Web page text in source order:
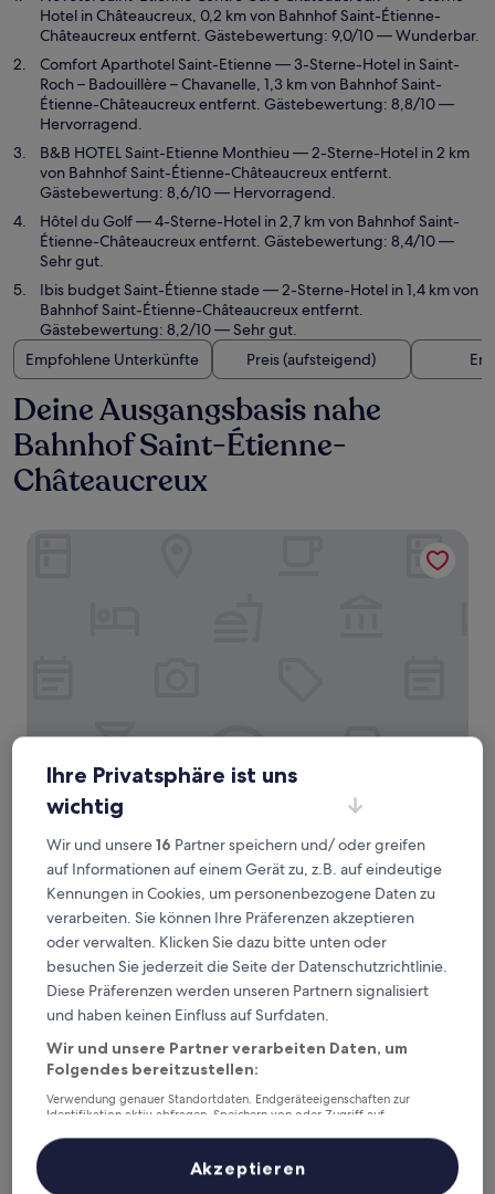
Hotel in Châteaucreux, 0,2 km von Bahnhof Saint-Étienne-
Châteaucreux entfernt. Gästebewertung: 9,0/10 — Wunderbar.
Comfort Aparthotel Saint-Etienne— 3-Sterne-Hotel in Saint-
Roch – Badouillère – Chavanelle, 1,3 km von Bahnhof Saint-
Étienne-Châteaucreux entfernt. Gästebewertung: 8,8/10 —
Hervorragend.
B&B HOTEL Saint-Etienne Monthieu — 2-Sterne-Hotel in 2 km
von Bahnhof Saint-Étienne-Châteaucreux entfernt.
Gästebewertung: 8,6/10 — Hervorragend.
Hôtel du Golf— 4-Sterne-Hotel in 2,7 km von Bahnhof Saint-
Étienne-Châteaucreux entfernt. Gästebewertung: 8,4/10 —
Sehr gut.
Ibis budget Saint-Étienne stade— 2-Sterne-Hotel in 1,4 km von
Bahnhof Saint-Étienne-Châteaucreux entfernt.
Gästebewertung: 8,2/10 — Sehr gut.
Empfohlene Unterkünfte
Preis (aufsteigend)
Deine Ausgangsbasis nahe
Bahnhof Saint-Étienne-
Châteaucreux
Novotel Saint-Étienne Centre Gare
Novotel Saint-Étienne Centre Gare Châteaucreux
4.0-
Sterne-
Unterkunft
Châteaucreux, 0,2 km von Bahnhof Saint-Étienne-
Châteaucreux entfernt
9.0
von
10,
Wunderbar,
(136
9,0/10 Wunderbar
Der
Preis
beträgt
95 €
inkl. Steuern & Gebühren
Comfort Aparthotel Saint-Etienne
Ihre Privatsphäre ist uns
wichtig
Wir und unsere16 Partner speichern und/ oder greifen
auf Informationen auf einem Gerät zu, z.B. auf eindeutige
Kennungen in Cookies, um personenbezogene Daten zu
verarbeiten. Sie können Ihre Präferenzen akzeptieren
oder verwalten. Klicken Sie dazu bitte unten oder
besuchen Sie jederzeit die Seite der Datenschutzrichtlinie.
Diese Präferenzen werden unseren Partnern signalisiert
und haben keinen Einfluss auf Surfdaten.
Wir und unsere Partner verarbeiten Daten, um
Folgendes bereitzustellen:
Verwendung genauer Standortdaten. Endgeräteeigenschaften zur
Identifikation aktiv abfragen. Speichern von oder Zugriff auf
Inhalte, Messung von Werbeleistung und der Performance von Inhalten,
Zielgruppenforschung sowie Entwicklung und Verbesserung von
Akzeptieren